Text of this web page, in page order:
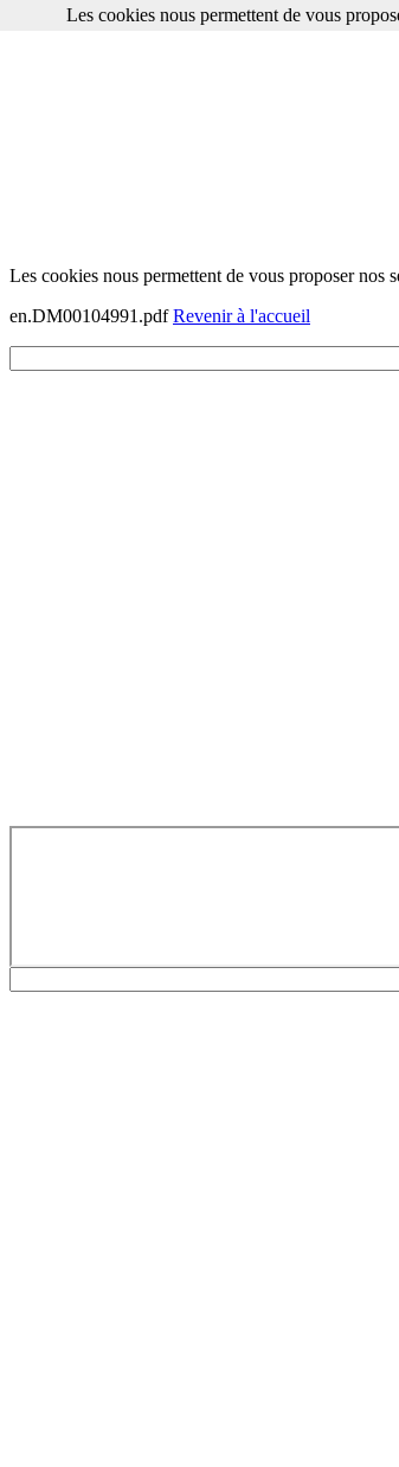
Les cookies nous permettent de vous proposer nos
en.DM00104991.pdfRevenir à l'accueil
Les cookies nous permettent de vous